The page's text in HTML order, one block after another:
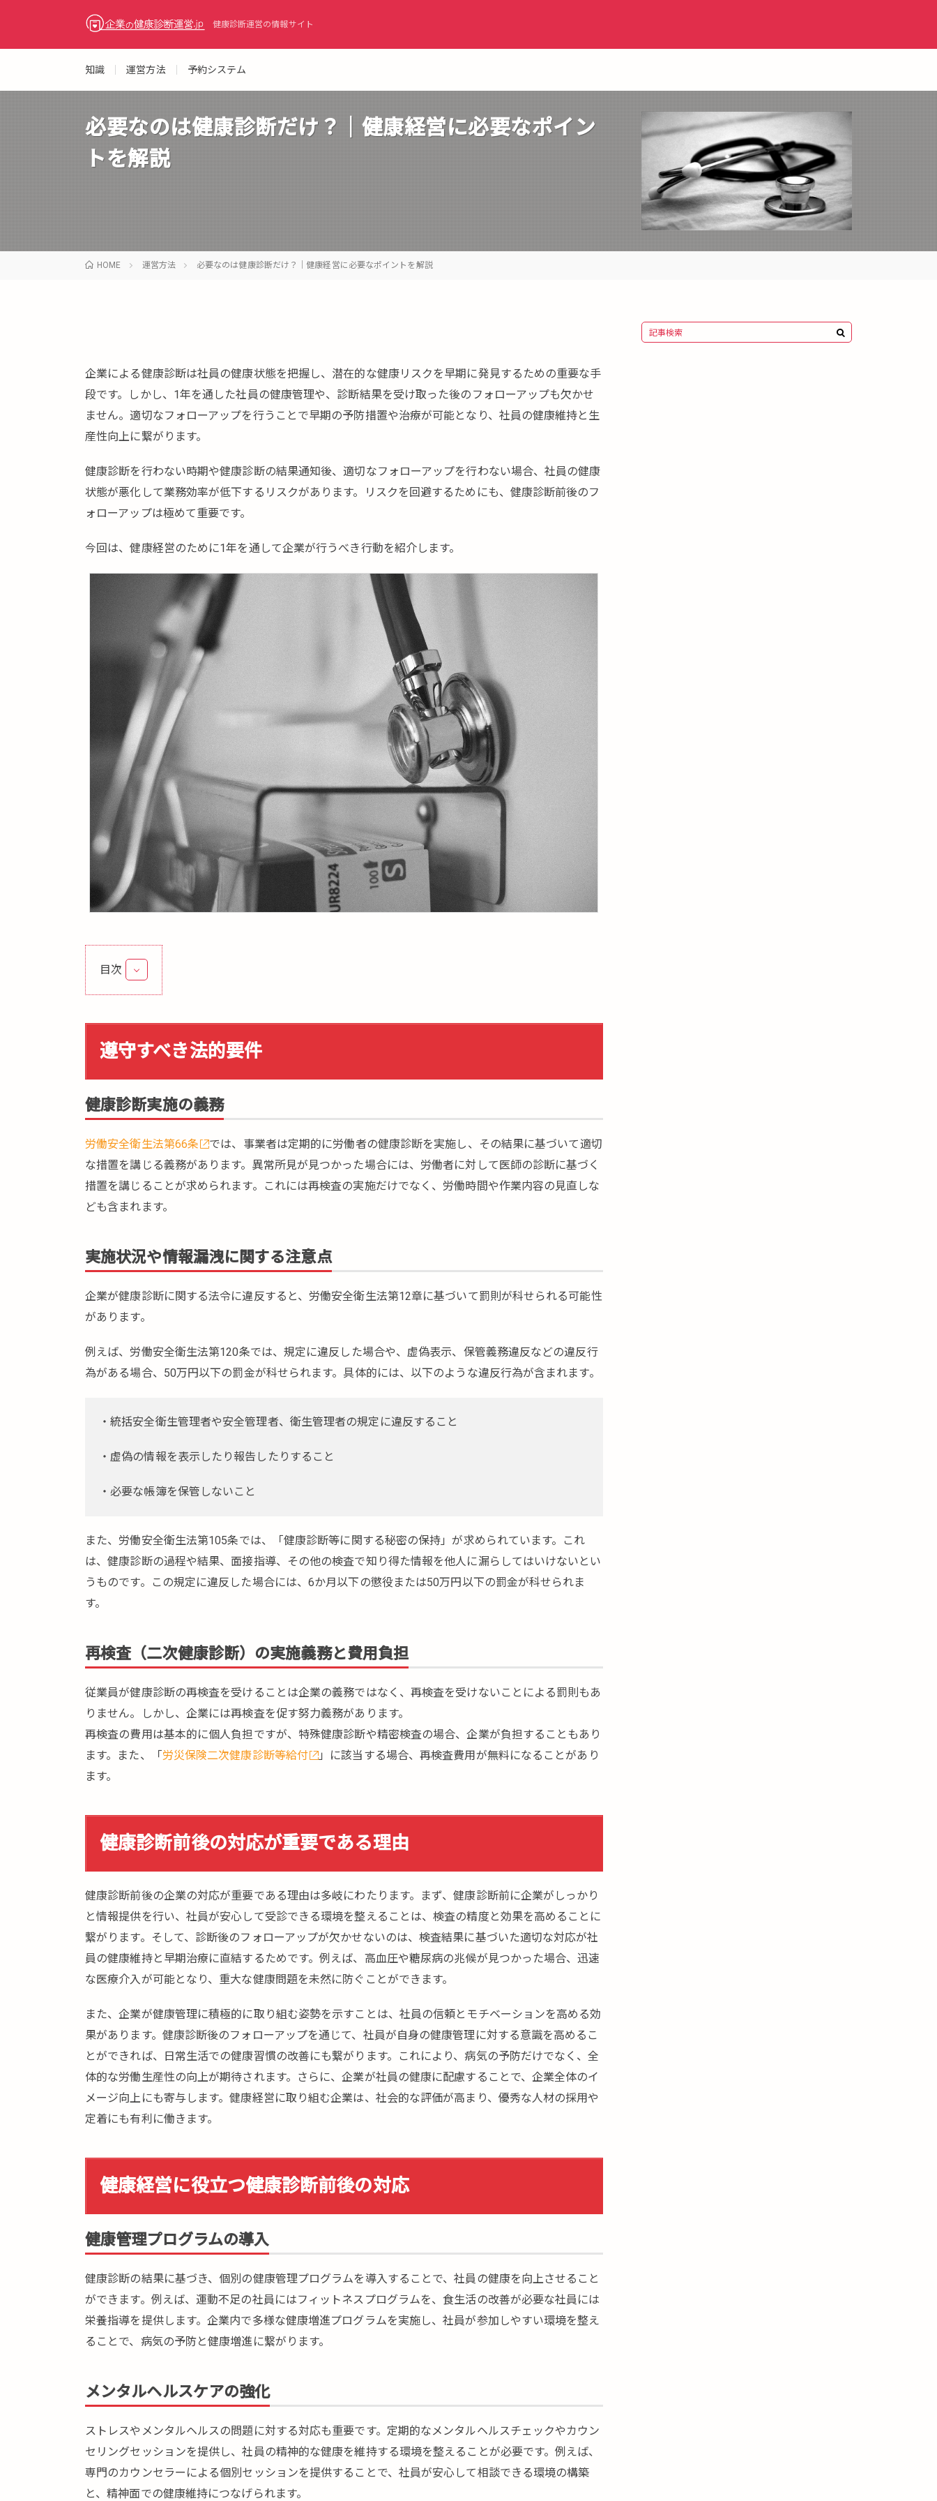
健康診断運営の情報サイト
知識 運営方法 予約システム
必要なのは健康診断だけ？｜健康経営に必要なポイン
トを解説
HOME 運営方法 必要なのは健康診断だけ？｜健康経営に必要なポイントを解説
企業による健康診断は社員の健康状態を把握し、潜在的な健康リスクを早期に発見するための重要な手
段です。しかし、1年を通した社員の健康管理や、診断結果を受け取った後のフォローアップも欠かせ
ません。適切なフォローアップを行うことで早期の予防措置や治療が可能となり、社員の健康維持と生
産性向上に繋がります。
健康診断を行わない時期や健康診断の結果通知後、適切なフォローアップを行わない場合、社員の健康
状態が悪化して業務効率が低下するリスクがあります。リスクを回避するためにも、健康診断前後のフ
ォローアップは極めて重要です。
今回は、健康経営のために1年を通して企業が行うべき行動を紹介します。
目次
1.
す
き
法
的
件
2.
健
康
前
後
の
応
重
要
る
由
健
営
に
役
康
診
前
後
の
対
の
康
診
向
け
予
約
ム
と
は
5.
ま
遵守すべき法的要件
健康診断実施の義務
労働安全衛生法第66条
では、事業者は定期的に労働者の健康診断を実施し、その結果に基づいて適切
な措置を講じる義務があります。異常所見が見つかった場合には、労働者に対して医師の診断に基づく
措置を講じることが求められます。これには再検査の実施だけでなく、労働時間や作業内容の見直しな
ども含まれます。
実施状況や情報漏洩に関する注意点
企業が健康診断に関する法令に違反すると、労働安全衛生法第12章に基づいて罰則が科せられる可能性
があります。
例えば、労働安全衛生法第120条では、規定に違反した場合や、虚偽表示、保管義務違反などの違反行
為がある場合、50万円以下の罰金が科せられます。具体的には、以下のような違反行為が含まれます。
・統括安全衛生管理者や安全管理者、衛生管理者の規定に違反すること
・虚偽の情報を表示したり報告したりすること
・必要な帳簿を保管しないこと
また、労働安全衛生法第105条では、「健康診断等に関する秘密の保持」が求められています。これ
は、健康診断の過程や結果、面接指導、その他の検査で知り得た情報を他人に漏らしてはいけないとい
うものです。この規定に違反した場合には、6か月以下の懲役または50万円以下の罰金が科せられま
す。
再検査（二次健康診断）の実施義務と費用負担
従業員が健康診断の再検査を受けることは企業の義務ではなく、再検査を受けないことによる罰則もあ
りません。しかし、企業には再検査を促す努力義務があります。
再検査の費用は基本的に個人負担ですが、特殊健康診断や精密検査の場合、企業が負担することもあり
ます。また、「 労災保険二次健康診断等給付
」に該当する場合、再検査費用が無料になることがあり
ます。
健康診断前後の対応が重要である理由
健康診断前後の企業の対応が重要である理由は多岐にわたります。まず、健康診断前に企業がしっかり
と情報提供を行い、社員が安心して受診できる環境を整えることは、検査の精度と効果を高めることに
繋がります。そして、診断後のフォローアップが欠かせないのは、検査結果に基づいた適切な対応が社
員の健康維持と早期治療に直結するためです。例えば、高血圧や糖尿病の兆候が見つかった場合、迅速
な医療介入が可能となり、重大な健康問題を未然に防ぐことができます。
また、企業が健康管理に積極的に取り組む姿勢を示すことは、社員の信頼とモチベーションを高める効
果があります。健康診断後のフォローアップを通じて、社員が自身の健康管理に対する意識を高めるこ
とができれば、日常生活での健康習慣の改善にも繋がります。これにより、病気の予防だけでなく、全
体的な労働生産性の向上が期待されます。さらに、企業が社員の健康に配慮することで、企業全体のイ
メージ向上にも寄与します。健康経営に取り組む企業は、社会的な評価が高まり、優秀な人材の採用や
定着にも有利に働きます。
健康経営に役立つ健康診断前後の対応
健康管理プログラムの導入
健康診断の結果に基づき、個別の健康管理プログラムを導入することで、社員の健康を向上させること
ができます。例えば、運動不足の社員にはフィットネスプログラムを、食生活の改善が必要な社員には
栄養指導を提供します。企業内で多様な健康増進プログラムを実施し、社員が参加しやすい環境を整え
ることで、病気の予防と健康増進に繋がります。
メンタルヘルスケアの強化
ストレスやメンタルヘルスの問題に対する対応も重要です。定期的なメンタルヘルスチェックやカウン
セリングセッションを提供し、社員の精神的な健康を維持する環境を整えることが必要です。例えば、
専門のカウンセラーによる個別セッションを提供することで、社員が安心して相談できる環境の構築
と、精神面での健康維持につなげられます。